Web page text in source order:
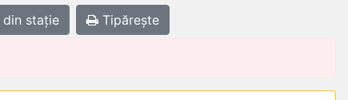
din stație Tipărește